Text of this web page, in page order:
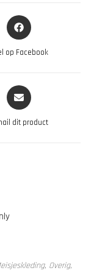
op Facebook
dit product
, Overig,